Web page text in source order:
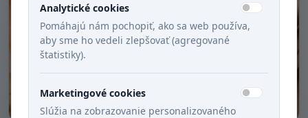
Analytické cookies
Pomáhajú nám pochopiť, ako sa web používa,
aby sme ho vedeli zlepšovať (agregované
štatistiky).
Marketingové cookies
Slúžia na zobrazovanie personalizovaného